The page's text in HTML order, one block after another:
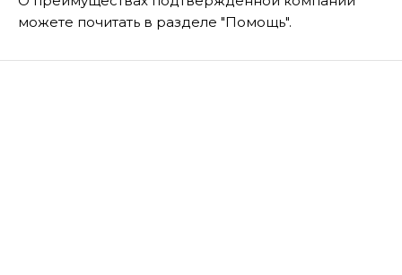
можете почитать в разделе "Помощь".